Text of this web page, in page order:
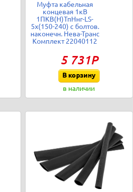
Муфта кабельная
концевая 1кВ
1ПКВ(Н)ТпНнг-LS-
5х(150-240) с болтов.
наконечн. Нева-Транс
Комплект 22040112
5 731Р
В корзину
в наличии